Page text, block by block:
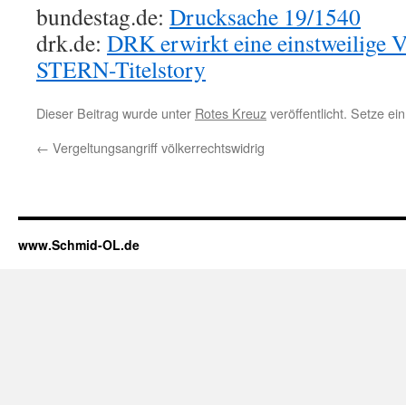
bundestag.de: Drucksache 19/1540
drk.de: DRK erwirkt eine einstweilige
STERN-Titelstory
Dieser Beitrag wurde unter Rotes Kreuzveröffentlicht. Setze
← Vergeltungsangriff völkerrechtswidrig
www.Schmid-OL.de